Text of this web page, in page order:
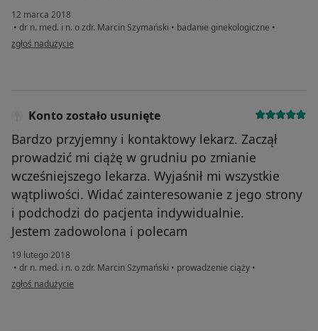
12 marca 2018
• dr n. med. i n. o zdr. Marcin Szymański • badanie ginekologiczne •
w opinii użytkownika magd_koch
zgłoś nadużycie
Konto zostało usunięte
Bardzo przyjemny i kontaktowy lekarz. Zaczął
prowadzić mi ciążę w grudniu po zmianie
wcześniejszego lekarza. Wyjaśnił mi wszystkie
wątpliwości. Widać zainteresowanie z jego strony
i podchodzi do pacjenta indywidualnie.
Jestem zadowolona i polecam
19 lutego 2018
• dr n. med. i n. o zdr. Marcin Szymański • prowadzenie ciąży •
w opinii użytkownika Konto zostało usunięte
zgłoś nadużycie